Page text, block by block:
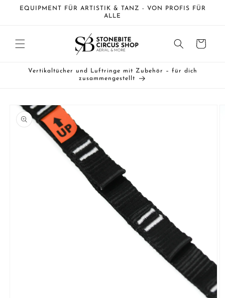
zum
EQUIPMENT FÜR ARTISTIK & TANZ - VON PROFIS FÜR
ALLE
Warenkorb
Vertikaltücher und Luftringe mit Zubehör – für dich
zusammengestellt